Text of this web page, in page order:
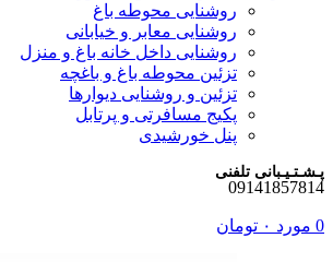
روشنایی محوطه باغ
روشنایی معابر و خیابانی
روشنایی داخل خانه باغ و منزل
تزئین محوطه باغ و باغچه
تزئین و روشنایی دیوارها
پکیج مسافرتی و پرتابل
پنل خورشیدی
پـشـتـیـبانی تلفنی
09141857814
0 مورد ۰ تومان